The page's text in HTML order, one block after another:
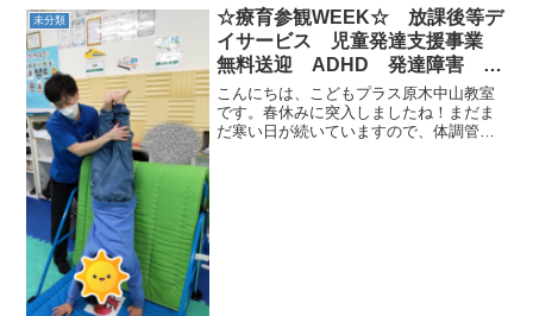
フープ取り４.風船レース５.玉入...
未分類
☆療育参観WEEK☆ 放課後等デ
イサービス 児童発達支援事業
無料送迎 ADHD 発達障害 運
動療育 市川市 船橋市
こんにちは、こどもプラス原木中山教室
です。春休みに突入しましたね！まだま
だ寒い日が続いていますので、体調管理